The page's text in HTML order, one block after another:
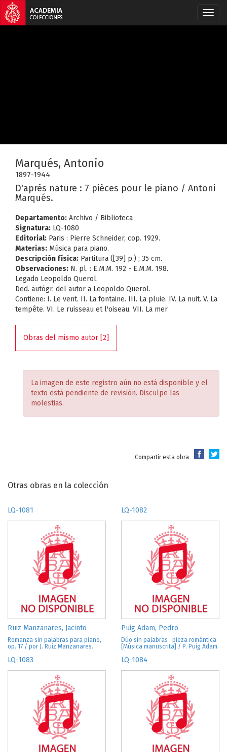
Marqués, Antonio
1897-1944
D'aprés nature : 7 pièces pour le piano / Antoni
Marqués.
Departamento: Archivo / Biblioteca
Signatura: LQ-1080
Editorial: Paris : Pierre Schneider, cop. 1929.
Materias: Música para piano.
Descripción física: Partitura ([39] p.) ; 35 cm.
Observaciones: N. pl. : E.M.M. 192 - E.M.M. 198.
Legado Leopoldo Querol.
Ded. autógr. del autor a Leopoldo Querol.
Contiene: I. Le vent. II. La fontaine. III. La pluie. IV. La nuit. V. La
tempête. VI. Le ruisseau et l'oiseau. VII. La mer
Obras del mismo autor [2]
La imagen de este registro aún no está disponible y el
texto está pendiente de revisión. Disculpe las
molestias.
Compartir esta obra
Otras obras en la colección
LQ-1081
Ruiz Manzanares, Jacinto
Romanza sin palabras para piano,
op. 17 / por J. Ruiz Manzanares.
LQ-1082
Puig Adam, Pedro
Dúo sin palabras : pieza romántica
[Música manuscrita] / P. Puig Adam.
LQ-1083 LQ-1084